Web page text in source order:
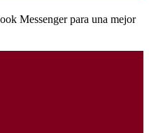
Messenger para una mejor